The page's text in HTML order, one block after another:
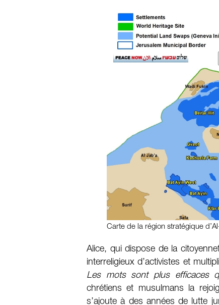
Carte de la région stratégique
Alice, qui dispose de la
interreligieux d’activistes et
Les mots sont plus efficaces
chrétiens et musulmans la
s’ajoute à des années de lutte